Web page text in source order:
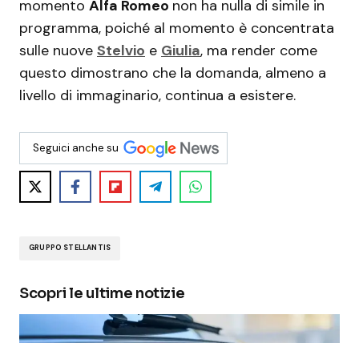
momento Alfa Romeo non ha nulla di simile in
programma, poiché al momento è concentrata
sulle nuove Stelvio e Giulia, ma render come
questo dimostrano che la domanda, almeno a
livello di immaginario, continua a esistere.
Seguici anche su
GRUPPO STELLANTIS
Scopri le ultime notizie